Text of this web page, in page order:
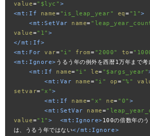
value="$lyc" >
<mt:If
name= "is_leap_year" eq= "1">
<mt:SetVar
name=
value="1" >
</mt:If>
<mt:For
var= "i" from= "2000" to=
<mt:Ignore> うるう年の例外を西暦1万年まで考
<mt:If
name= "i" le= "$args_year"
<mt:Var
name= "i" op= "%"
setvar= "x">
<mt:If
name= "x" ne= "0" >
<mt:SetVar
name=
value="1" > <mt:Ignore>100の倍数年の
は、うるう年ではない</mt:Ignore>